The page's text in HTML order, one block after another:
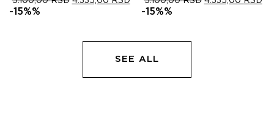
5.100,00 RSD.
ЦЕНА
-15%% -15%%
SEE ALL